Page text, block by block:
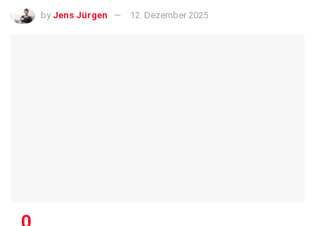
by Jens Jürgen 12. Dezember 2025